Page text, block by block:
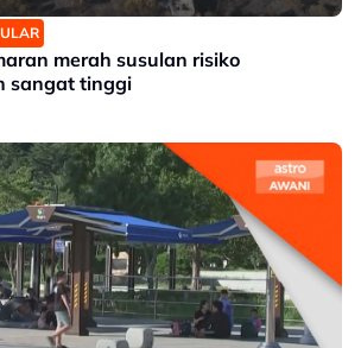
merah susulan risiko
sangat tinggi